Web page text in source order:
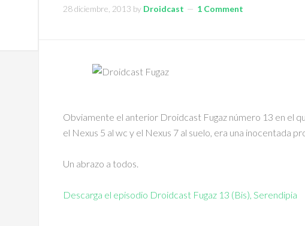
28 diciembre, 2013 by Droidcast 1 Comment
Obviamente el anterior Droidcast Fugaz número 13 en el
el Nexus 5 al wc y el Nexus 7 al suelo, era una inocentada
Un abrazo a todos.
Descarga el episodio Droidcast Fugaz 13 (Bis), Serendipia